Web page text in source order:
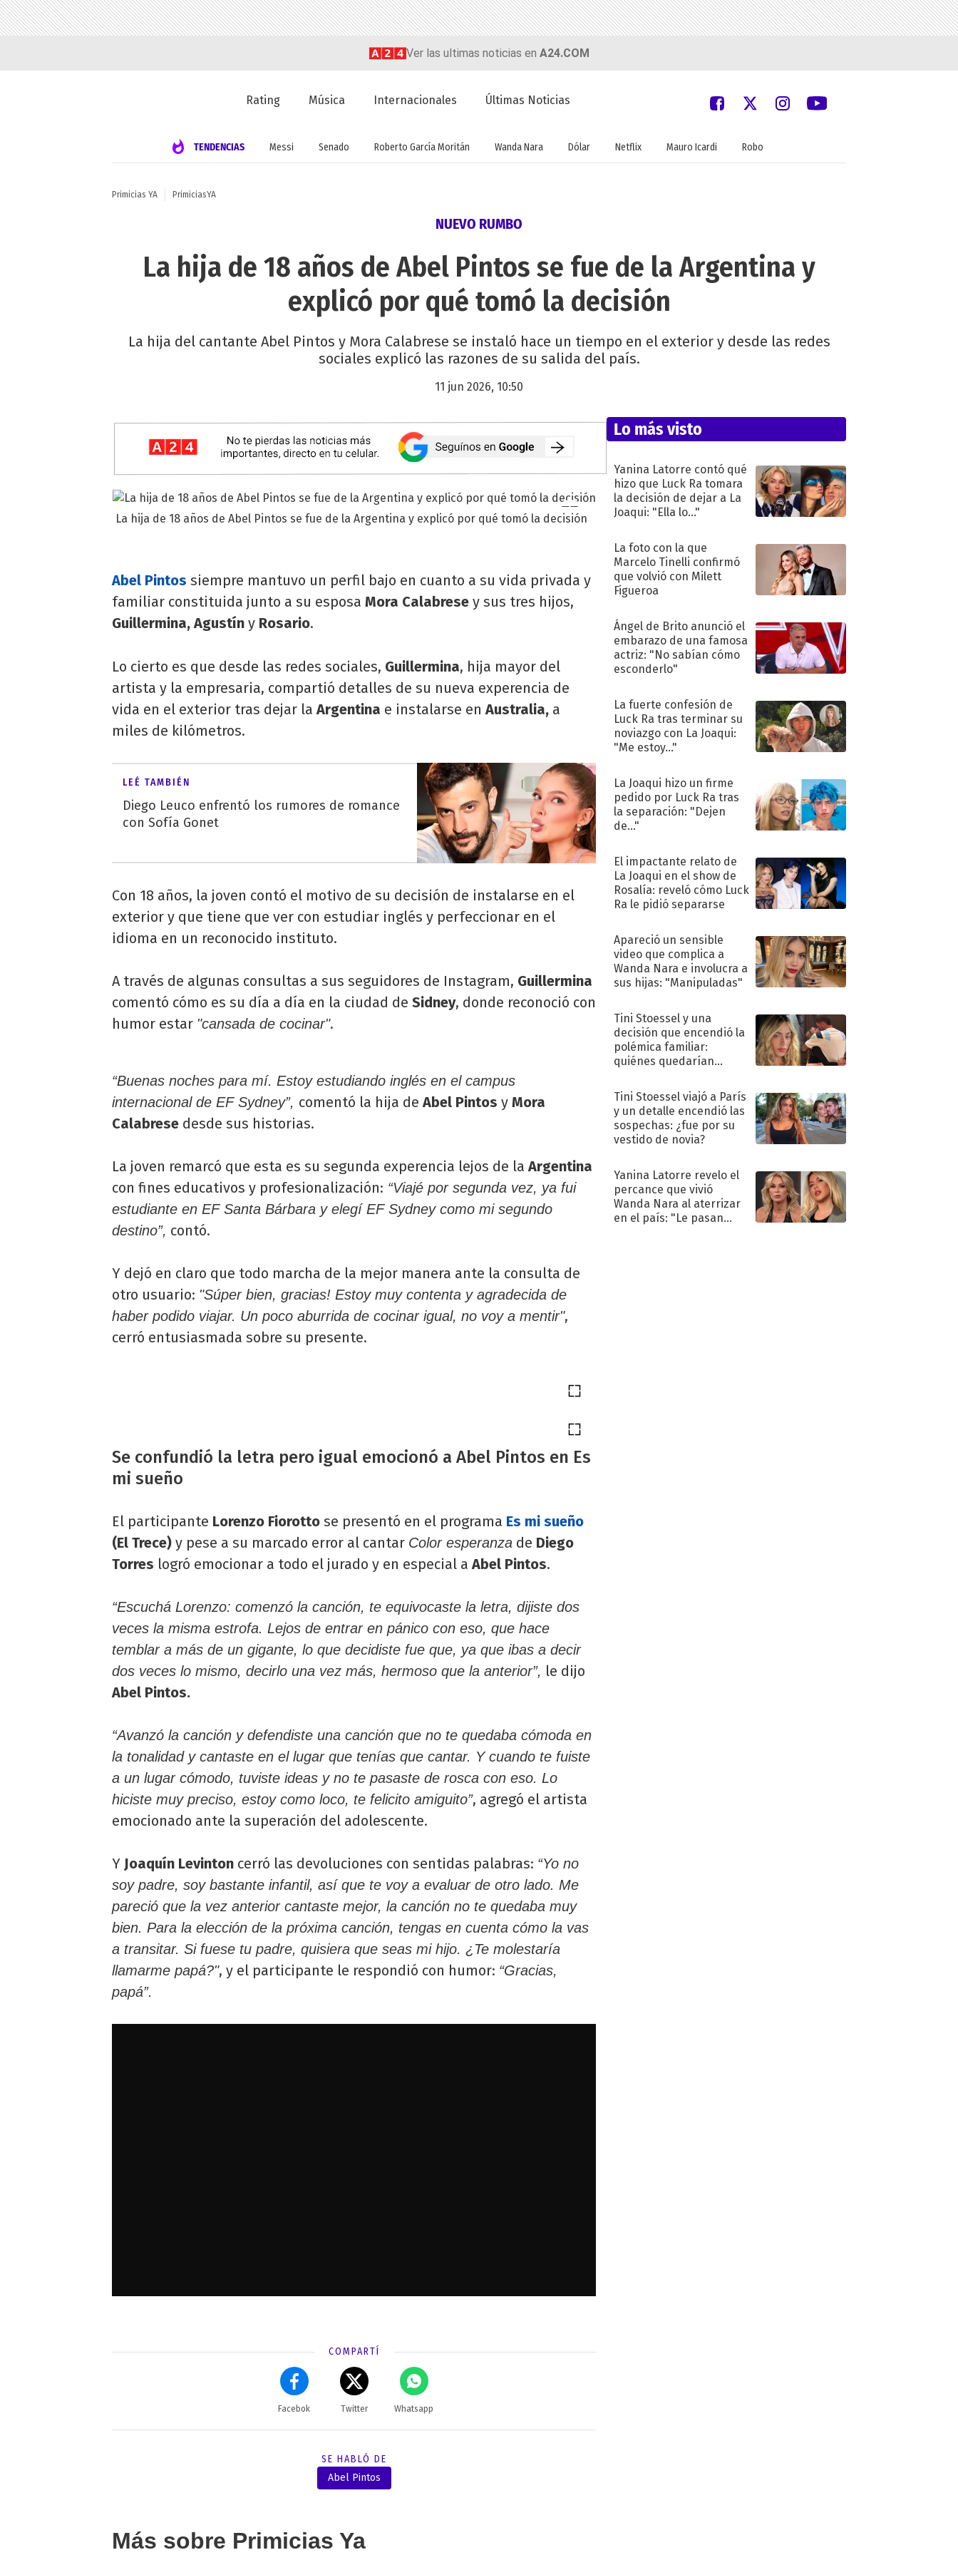
Ver las ultimas noticias en A24.COM
Rating Música Internacionales Últimas Noticias
TENDENCIAS Messi Senado Roberto García Moritán Wanda Nara Dólar Netflix Mauro Icardi Robo
Primicias YA PrimiciasYA
NUEVO RUMBO
La hija de 18 años de Abel Pintos se fue de la Argentina y
explicó por qué tomó la decisión
La hija del cantante Abel Pintos y Mora Calabrese se instaló hace un tiempo en el exterior y desde las redes
sociales explicó las razones de su salida del país.
11 jun 2026, 10:50
La hija de 18 años de Abel Pintos se fue de la Argentina y explicó por qué tomó la decisión
Abel Pintos siempre mantuvo un perfil bajo en cuanto a su vida privada y
familiar constituida junto a su esposa Mora Calabrese y sus tres hijos,
Guillermina, Agustín y Rosario.
Lo cierto es que desde las redes sociales, Guillermina, hija mayor del
artista y la empresaria, compartió detalles de su nueva experencia de
vida en el exterior tras dejar la Argentina e instalarse enAustralia, a
miles de kilómetros.
LEÉ TAMBIÉN
Diego Leuco enfrentó los rumores de romance
con Sofía Gonet
Con 18 años, la joven contó el motivo de su decisión de instalarse en el
exterior y que tiene que ver con estudiar inglés y perfeccionar en el
idioma en un reconocido instituto.
A través de algunas consultas a sus seguidores de Instagram, Guillermina
comentó cómo es su día a día en la ciudad de Sidney, donde reconoció con
humor estar "cansada de cocinar".
“Buenas noches para mí. Estoy estudiando inglés en el campus
internacional de EF Sydney”, comentó la hija deAbel Pintos y Mora
Calabrese desde sus historias.
La joven remarcó que esta es su segunda experencia lejos de laArgentina
con fines educativos y profesionalización: “Viajé por segunda vez, ya fui
estudiante en EF Santa Bárbara y elegí EF Sydney como mi segundo
destino”, contó.
Y dejó en claro que todo marcha de la mejor manera ante la consulta de
otro usuario: "Súper bien, gracias! Estoy muy contenta y agradecida de
haber podido viajar. Un poco aburrida de cocinar igual, no voy a mentir",
cerró entusiasmada sobre su presente.
Se confundió la letra pero igual emocionó a Abel Pintos en Es
mi sueño
El participante Lorenzo Fiorotto se presentó en el programa Es mi sueño
(El Trece) y pese a su marcado error al cantar Color esperanza de Diego
Torres logró emocionar a todo el jurado y en especial aAbel Pintos.
“Escuchá Lorenzo: comenzó la canción, te equivocaste la letra, dijiste dos
veces la misma estrofa. Lejos de entrar en pánico con eso, que hace
temblar a más de un gigante, lo que decidiste fue que, ya que ibas a decir
dos veces lo mismo, decirlo una vez más, hermoso que la anterior”, le dijo
Abel Pintos.
“Avanzó la canción y defendiste una canción que no te quedaba cómoda en
la tonalidad y cantaste en el lugar que tenías que cantar. Y cuando te fuiste
a un lugar cómodo, tuviste ideas y no te pasaste de rosca con eso. Lo
hiciste muy preciso, estoy como loco, te felicito amiguito”, agregó el artista
emocionado ante la superación del adolescente.
Y Joaquín Levinton cerró las devoluciones con sentidas palabras: “Yo no
soy padre, soy bastante infantil, así que te voy a evaluar de otro lado. Me
pareció que la vez anterior cantaste mejor, la canción no te quedaba muy
bien. Para la elección de la próxima canción, tengas en cuenta cómo la vas
a transitar. Si fuese tu padre, quisiera que seas mi hijo. ¿Te molestaría
llamarme papá?", y el participante le respondió con humor: “Gracias,
papá”.
COMPARTÍ
Facebok Twitter Whatsapp
SE HABLÓ DE
Abel Pintos
Lo más visto
Yanina Latorre contó qué
hizo que Luck Ra tomara
la decisión de dejar a La
Joaqui: "Ella lo..."
La foto con la que
Marcelo Tinelli confirmó
que volvió con Milett
Figueroa
Ángel de Brito anunció el
embarazo de una famosa
actriz: "No sabían cómo
esconderlo"
La fuerte confesión de
Luck Ra tras terminar su
noviazgo con La Joaqui:
"Me estoy..."
La Joaqui hizo un firme
pedido por Luck Ra tras
la separación: "Dejen
de..."
El impactante relato de
La Joaqui en el show de
Rosalía: reveló cómo Luck
Ra le pidió separarse
Apareció un sensible
video que complica a
Wanda Nara e involucra a
sus hijas: "Manipuladas"
Tini Stoessel y una
decisión que encendió la
polémica familiar:
quiénes quedarían
Tini Stoessel viajó a París
y un detalle encendió las
sospechas: ¿fue por su
vestido de novia?
Yanina Latorre revelo el
percance que vivió
Wanda Nara al aterrizar
en el país: "Le pasan
Más sobre Primicias Ya